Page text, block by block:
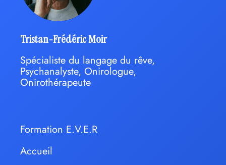
Tristan-Frédéric Moir
Spécialiste du langage du rêve,
Psychanalyste, Onirologue,
Onirothérapeute
Formation E.V.E.R
Accueil